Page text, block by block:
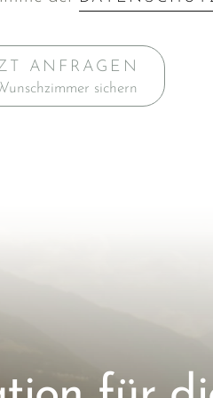
ANFRAGEN
sichern